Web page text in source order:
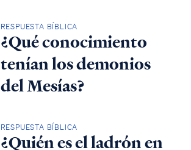
RESPUESTA BÍBLICA
¿Qué conocimiento
tenían los demonios
del Mesías?
RESPUESTA BÍBLICA
¿Quién es el ladrón en